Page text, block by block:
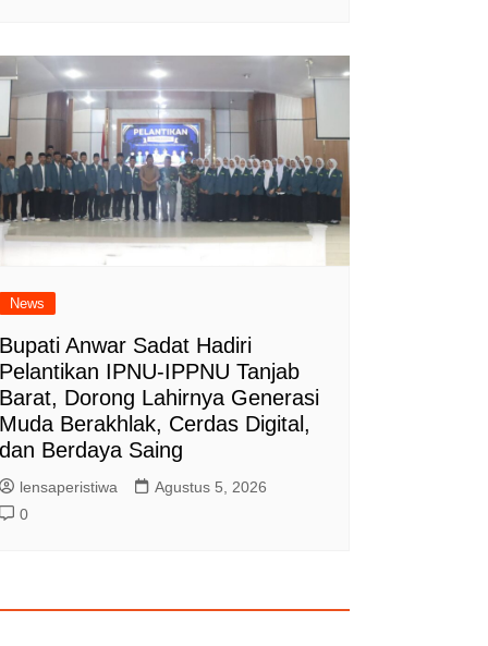
News
Anwar Sadat Hadiri
IPNU-IPPNU Tanjab
Dorong Lahirnya Generasi
Berakhlak, Cerdas Digital,
Berdaya Saing
lensaperistiwa
Agustus 5, 2026
0